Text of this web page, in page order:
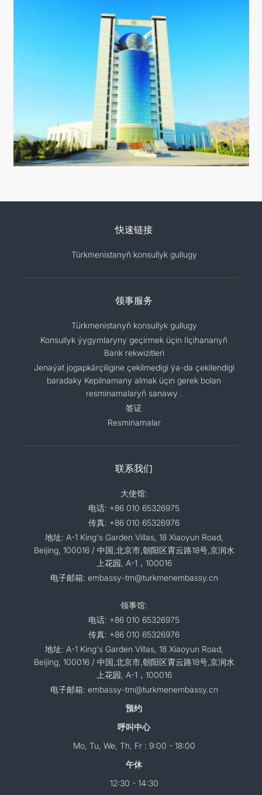
快速链接
Türkmenistanyň konsullyk gullugy
领事服务
Türkmenistanyň konsullyk gullugy
Konsullyk ýygymlaryny geçirmek üçin Ilçihananyň
Bank rekwizitleri
Jenaýat jogapkärçiligine çekilmedigi ýa-da çekilendigi
baradaky Kepilnamany almak üçin gerek bolan
resminamalaryň sanawy .
签证
Resminamalar
联系我们
大使馆:
电话: +86 010 65326975
传真: +86 010 65326976
地址: A-1 King's Garden Villas, 18 Xiaoyun Road,
Beijing, 100016 / 中国,北京市,朝阳区霄云路18号,京润水
上花园, A-1，100016
电子邮箱: embassy-tm@turkmenembassy.cn
领事馆:
电话: +86 010 65326975
传真: +86 010 65326976
地址: A-1 King's Garden Villas, 18 Xiaoyun Road,
Beijing, 100016 / 中国,北京市,朝阳区霄云路18号,京润水
上花园, A-1，100016
电子邮箱: embassy-tm@turkmenembassy.cn
预约
呼叫中心
Mo, Tu, We, Th, Fr : 9:00 - 18:00
午休
12:30 - 14:30